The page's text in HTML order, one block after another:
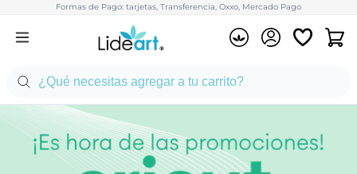
Formas de Pago: tarjetas, Transferencia, Oxxo, Mercado Pago